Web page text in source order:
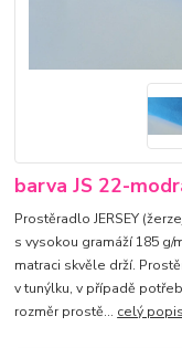
barva JS 22-
Prostěradlo JERSEY
s vysokou gramáží 185 g/
matraci skvěle drží.
v tunýlku, v případě
rozměr prostě... celý popis